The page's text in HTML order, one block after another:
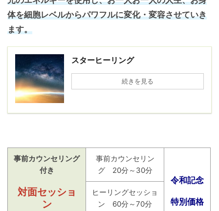
体を細胞レベルからパワフルに変化・変容させていき
ます。
スターヒーリング
続きを見る
事前カウンセリング
付き
対面セッショ
ン
事前カウンセリン
グ 20分～30分
令和記念
特別価格
ヒーリングセッショ
ン 60分～70分